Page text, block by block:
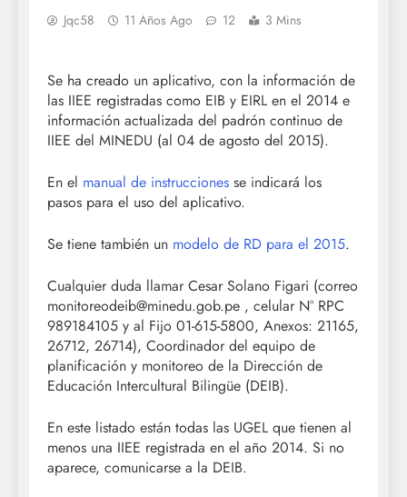
Jqc58 11 Años Ago 12 3 Mins
Se ha creado un aplicativo, con la información de
las IIEE registradas como EIB y EIRL en el 2014 e
información actualizada del padrón continuo de
IIEE del MINEDU (al 04 de agosto del 2015).
En el manual de instrucciones se indicará los
pasos para el uso del aplicativo.
Se tiene también un modelo de RD para el 2015.
Cualquier duda llamar Cesar Solano Figari (correo
monitoreodeib@minedu.gob.pe , celular N° RPC
989184105 y al Fijo 01-615-5800, Anexos: 21165,
26712, 26714), Coordinador del equipo de
planificación y monitoreo de la Dirección de
Educación Intercultural Bilingüe (DEIB).
En este listado están todas las UGEL que tienen al
menos una IIEE registrada en el año 2014. Si no
aparece, comunicarse a la DEIB.